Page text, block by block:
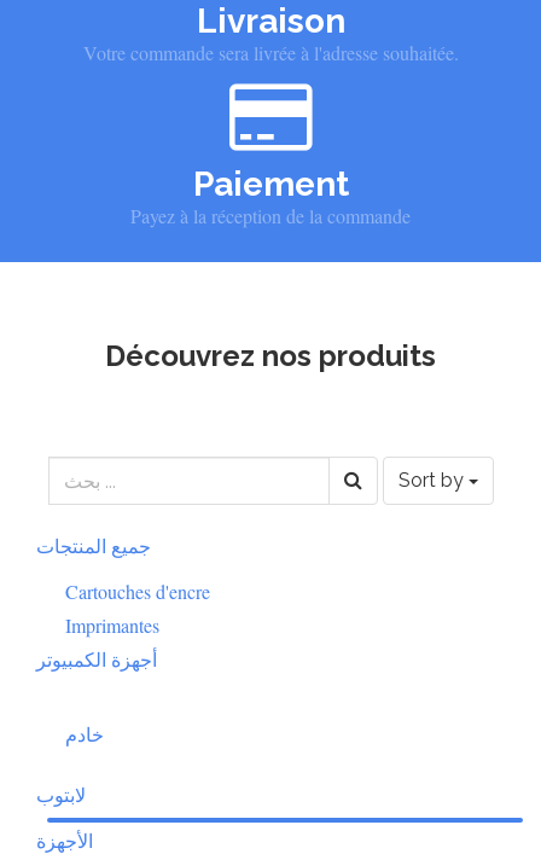
Livraison
Votre commande sera livrée à l'adresse souhaitée.
Paiement
Payez à la réception de la commande
Découvrez nos produits
Sort by
جميع المنتجات
Cartouches d'encre
Imprimantes
أجهزة الكمبيوتر
خادم
لابتوب
الأجهزة